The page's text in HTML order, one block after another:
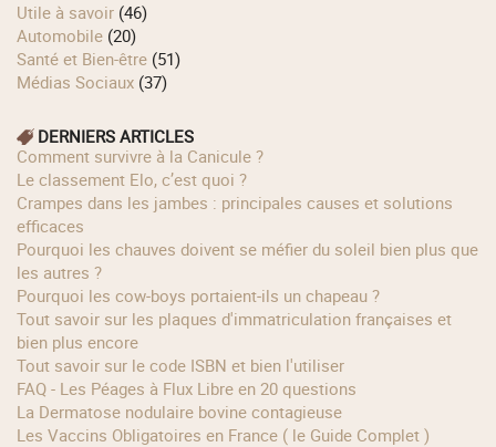
Utile à savoir (46)
Automobile (20)
Santé et Bien-être (51)
Médias Sociaux (37)
DERNIERS ARTICLES
Comment survivre à la Canicule ?
Le classement Elo, c’est quoi ?
Crampes dans les jambes : principales causes et solutions
efficaces
Pourquoi les chauves doivent se méfier du soleil bien plus que
les autres ?
Pourquoi les cow‑boys portaient‑ils un chapeau ?
Tout savoir sur les plaques d'immatriculation françaises et
bien plus encore
Tout savoir sur le code ISBN et bien l'utiliser
FAQ - Les Péages à Flux Libre en 20 questions
La Dermatose nodulaire bovine contagieuse
Les Vaccins Obligatoires en France ( le Guide Complet )